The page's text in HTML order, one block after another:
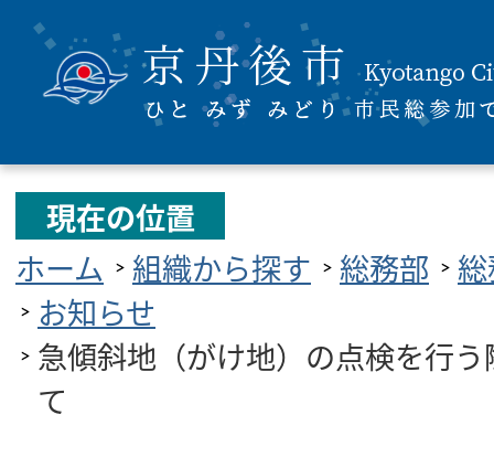
現在の位置
ホーム
組織から探す 総務部
お知らせ
急傾斜地（がけ地）の点検を行
て